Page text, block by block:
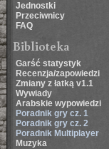
Jednostki
Przeciwnicy
FAQ
Biblioteka
Garść statystyk
Recenzja/zapowiedzi
Zmiany z łatką v1.1
Wywiady
Arabskie wypowiedzi
Poradnik gry cz. 1
Poradnik gry cz. 2
Poradnik Multiplayer
Muzyka